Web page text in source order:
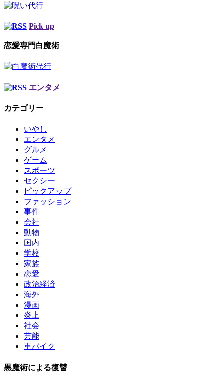
Pick up
恋愛専門白魔術
エンタメ
カテゴリー
いやし
エンタメ
グルメ
ゲーム
スポーツ
セクシー
ピックアップ
ファッション
事件
会社
動物
国内
学校
家族
恋愛
政治経済
海外
漫画
炎上
社会
芸能
車バイク
黒魔術による復讐